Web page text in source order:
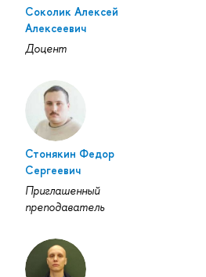
Соколик Алексей
Алексеевич
Доцент
Стонякин Федор
Сергеевич
Приглашенный
преподаватель